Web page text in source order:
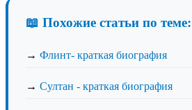
📖 Похожие статьи по теме:
→ Флинт- краткая биография
→ Султан - краткая биография